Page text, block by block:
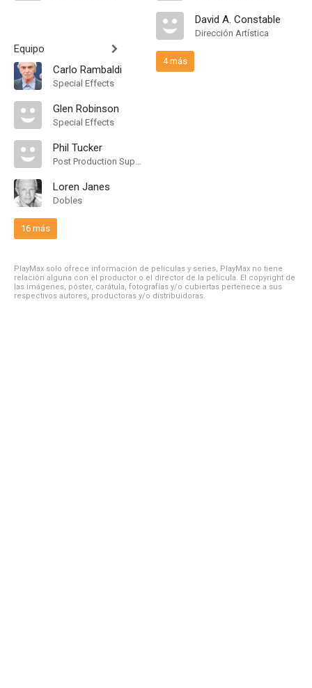
Equipo
Carlo Rambaldi
Special Effects
Glen Robinson
Special Effects
Phil Tucker
Post Production Supervisor
Loren Janes
Dobles
16 más
David A. Constable
Dirección Artística
4 más
PlayMax solo ofrece información de películas y series, PlayMax no tiene
relación alguna con el productor o el director de la película. El copyright de
las imágenes, póster, carátula, fotografías y/o cubiertas pertenece a sus
respectivos autores, productoras y/o distribuidoras.